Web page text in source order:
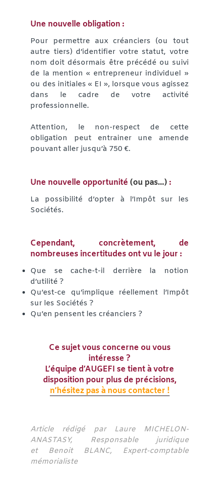
Une nouvelle obligation :
Pour permettre aux créanciers (ou tout
autre tiers) d’identifier votre statut, votre
nom doit désormais être précédé ou suivi
de la mention « entrepreneur individuel »
ou des initiales « EI », lorsque vous agissez
dans le cadre de votre activité
professionnelle.
Attention, le non-respect de cette
obligation peut entrainer une amende
pouvant aller jusqu’à 750 €.
Une nouvelle opportunité (ou pas…) :
La possibilité d’opter à l’Impôt sur les
Sociétés.
Cependant, concrètement, de
nombreuses incertitudes ont vu le jour :
Que se cache-t-il derrière la notion
d’utilité ?
Qu’est-ce qu’implique réellement l’Impôt
sur les Sociétés ?
Qu’en pensent les créanciers ?
Ce sujet vous concerne ou vous
intéresse ?
L’équipe d’AUGEFI se tient à votre
disposition pour plus de précisions,
n’hésitez pas à nous contacter !
Article rédigé par Laure MICHELON-
ANASTASY, Responsable juridique
et Benoit BLANC, Expert-comptable
mémorialiste